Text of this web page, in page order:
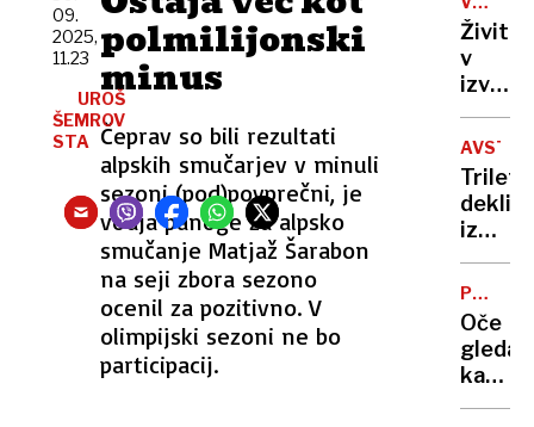
polmilijonski
minus
Čeprav so bili rezultati
alpskih smučarjev v minuli
sezoni (pod)povprečni, je
vodja panoge za alpsko
smučanje Matjaž Šarabon
na seji zbora sezono
ocenil za pozitivno. V
olimpijski sezoni ne bo
participacij.
09.
2025,
11.23
UROŠ
ŠEMROV
STA
klanom
roki
želel
v
zavod
NEDA
Živite
v
zakaj
vas
pri
50-
ih
lahko
skrbi
za
deklica
izginila
leta
1970.
Po
so
se
LISTIN
Oče
gledal,
kako
so